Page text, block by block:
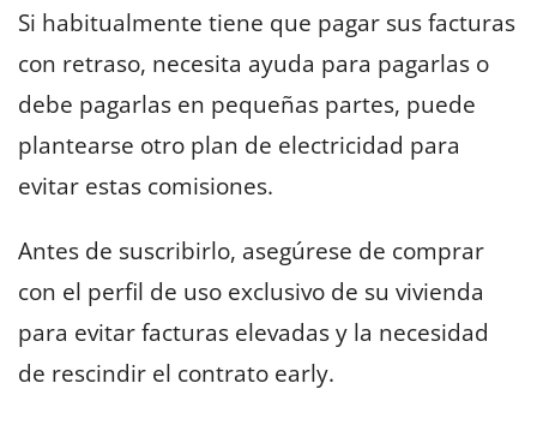
Si habitualmente tiene que pagar sus facturas
con retraso, necesita ayuda para pagarlas o
debe pagarlas en pequeñas partes, puede
plantearse otro plan de electricidad para
evitar estas comisiones.
Antes de suscribirlo, asegúrese de comprar
con el perfil de uso exclusivo de su vivienda
para evitar facturas elevadas y la necesidad
de rescindir el contrato early.